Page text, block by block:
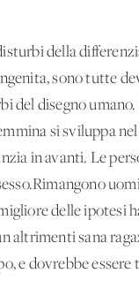
della
sono tutte
del disegno
si sviluppa
in avanti. Le
delle ipotesi
altrimenti sana
e dovrebbe